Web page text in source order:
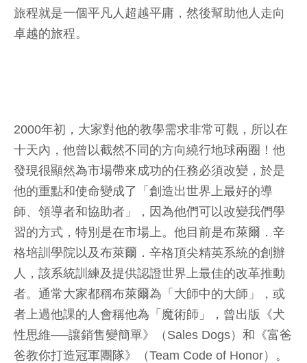
旅程就是一個平凡人超越平庸，然後幫助他人走向
卓越的旅程。
2000年初，大家對他的教學需求非常可觀，所以在
十天內，他曾以截然不同的方向繞行地球兩圈！他
發現很顯然為市場帶來成功的任務必須改變，於是
他的重點和使命變成了「創造出世界上最好的導
師、領導者和協助者」，因為他們可以改變我們學
習的方式，特別是在市場上。他目前是布萊爾．辛
格培訓學院以及布萊爾．辛格頂尖精英系統的創辦
人，該系統訓練及提供認證世界上最佳的改革推動
者。通常大家都稱布萊爾為「大師中的大師」，或
者上過他課的人會稱他為「魔術師」，曾出版《犬
性思維──讓銷售變簡單》（Sales Dogs）和《富爸
爸教你打造冠軍團隊》（Team Code of Honor）。